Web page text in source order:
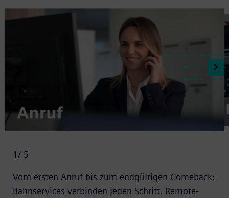
1/ 5
Vom ersten Anruf bis zum endgültigen Comeback:
Bahnservices verbinden jeden Schritt. Remote-